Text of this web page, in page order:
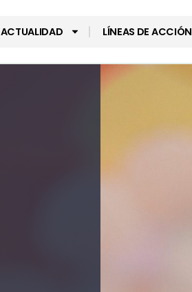
ACTUALIDAD LÍNEAS DE ACCIÓN